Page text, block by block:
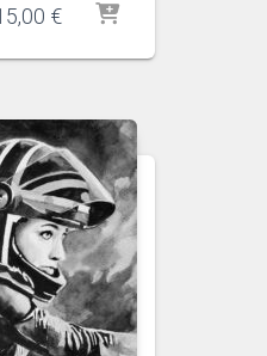
€Plage
prix :
à
315,00 €